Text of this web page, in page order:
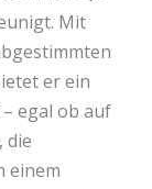
Mit
er ein
egal ob auf
die
einem